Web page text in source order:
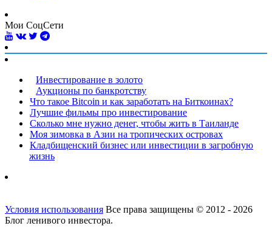
Мои СоцСети
Инвестирование в золото
Аукционы по банкротству
Что такое Bitcoin и как заработать на Биткоинах?
Лучшие фильмы про инвестирование
Сколько мне нужно денег, чтобы жить в Таиланде
Моя зимовка в Азии на тропических островах
Кладбищенский бизнес или инвестиции в загробную
жизнь
Условия использования Все права защищены © 2012 - 2026
Блог ленивого инвестора.